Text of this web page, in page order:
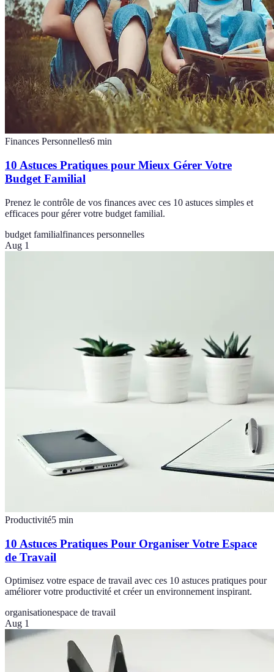
Finances Personnelles6 min
10 Astuces Pratiques pour Mieux Gérer Votre
Budget Familial
Prenez le contrôle de vos finances avec ces 10 astuces simples et
efficaces pour gérer votre budget familial.
budget familialfinances personnelles
Aug 1
Productivité5 min
10 Astuces Pratiques Pour Organiser Votre Espace
de Travail
Optimisez votre espace de travail avec ces 10 astuces pratiques pour
améliorer votre productivité et créer un environnement inspirant.
organisationespace de travail
Aug 1